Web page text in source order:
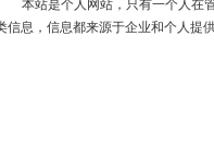
本站是个人网站，只有一个人在
信息，信息都来源于企业和个人提